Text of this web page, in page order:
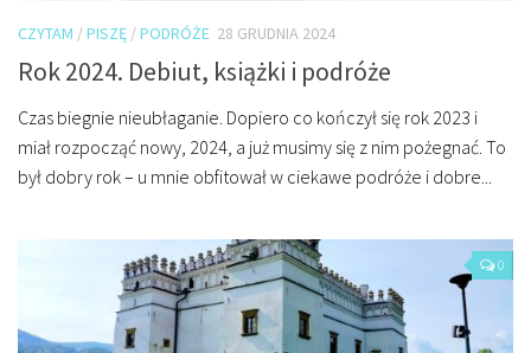
CZYTAM /PISZĘ /PODRÓŻE 28 GRUDNIA 2024
Rok 2024. Debiut, książki i podróże
Czas biegnie nieubłaganie. Dopiero co kończył się rok 2023 i
miał rozpocząć nowy, 2024, a już musimy się z nim pożegnać. To
był dobry rok – u mnie obfitował w ciekawe podróże i dobre...
0